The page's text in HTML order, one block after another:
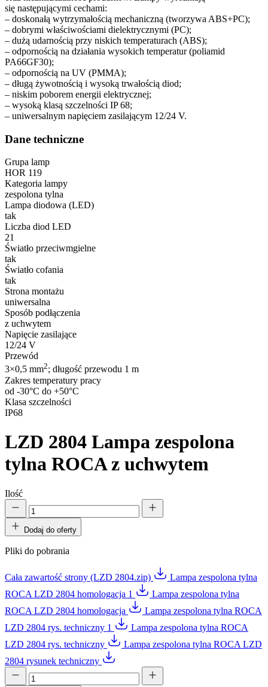
się następującymi cechami:
– doskonałą wytrzymałością mechaniczną (tworzywa ABS+PC);
– dobrymi właściwościami dielektrycznymi (PC);
– dużą udarnością przy niskich temperaturach (ABS);
– odpornością na działania wysokich temperatur (poliamid
PA66GF30);
– odpornością na UV (PMMA);
– długą żywotnością i wysoką trwałością diod;
– niskim poborem energii elektrycznej;
– wysoką klasą szczelności IP 68;
– uniwersalnym napięciem zasilającym 12/24 V.
Dane techniczne
Grupa lamp
HOR 119
Kategoria lampy
zespolona tylna
Lampa diodowa (LED)
tak
Liczba diod LED
21
Światło przeciwmgielne
tak
Światło cofania
tak
Strona montażu
uniwersalna
Sposób podłączenia
z uchwytem
Napięcie zasilające
12/24 V
Przewód
3×0,5 mm2; długość przewodu 1 m
Zakres temperatury pracy
od -30°C do +50°C
Klasa szczelności
IP68
LZD 2804 Lampa zespolona
tylna ROCA z uchwytem
Ilość
Dodaj do oferty
Pliki do pobrania
Cała zawartość strony (LZD 2804.zip)
Lampa zespolona tylna
ROCA LZD 2804 homologacja 1
Lampa zespolona tylna
ROCA LZD 2804 homologacja
Lampa zespolona tylna ROCA
LZD 2804 rys. techniczny 1
Lampa zespolona tylna ROCA
LZD 2804 rys. techniczny
Lampa zespolona tylna ROCA LZD
2804 rysunek techniczny